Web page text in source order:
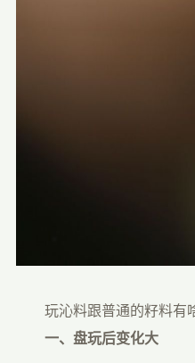
玩沁料跟普通的籽料有啥
一、盘玩后变化大